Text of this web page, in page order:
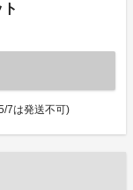
7は発送不可)